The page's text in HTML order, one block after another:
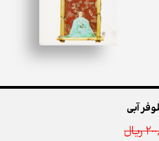
آبی
ريال